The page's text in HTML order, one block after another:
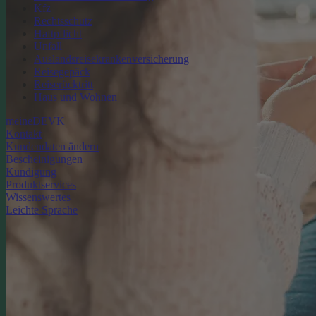
Kfz
Rechtsschutz
Haftpflicht
Unfall
Auslandsreisekrankenversicherung
Reisegepäck
Reiserücktritt
Haus und Wohnen
meineDEVK
Kontakt
Kundendaten ändern
Bescheinigungen
Kündigung
Produktservices
Wissenswertes
Leichte Sprache